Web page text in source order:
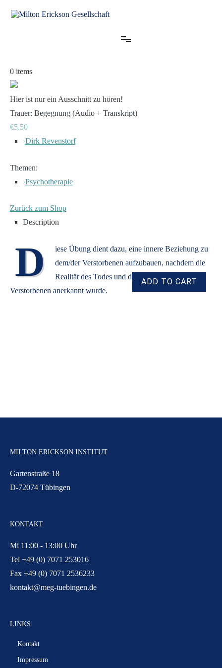
Inhalt
0 items
Hier ist nur ein Ausschnitt zu hören!
Trauer: Begegnung (Audio + Transkript)
€5.50
›Dirk Revenstorf
Themen:
›Psychotherapie
Zurück zum Shop
Description
D
iese Übung dient dazu, eine innere Beziehung zu
dem/der Verstorbenen aufzubauen, nachdem die
Realität des Todes und der Abwesenheit des
Verstorbenen anerkannt wurde.
MILTON ERICKSON INSTITUT
Gartenstraße 18
D-72074 Tübingen
KONTAKT
Mi 11:00 - 13:00 Uhr
Tel +49 (0) 7071 253016
Fax +49 (0) 7071 2536233
kontakt@meg-tuebingen.de
LINKS
Kontakt
Impressum